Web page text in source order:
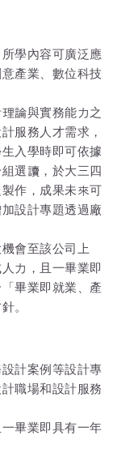
學內容可廣泛應
產業、數位科技
論與實務能力之
服務人才需求，
入學時即可依據
選讀，於大三四
作，成果未來可
設計專題透過廠
會至該公司上
力，且一畢業即
畢業即就業、產
。
計案例等設計專
職場和設計服務
畢業即具有一年